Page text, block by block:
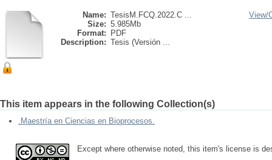
Name: TesisM.FCQ.2022.C ...
Size: 5.985Mb
Format:
PDF
Description: Tesis (Versión ...
View/
This item appears in the following Collection(s)
.Maestría en Ciencias en Bioprocesos.
Except where otherwise noted, this item's license is